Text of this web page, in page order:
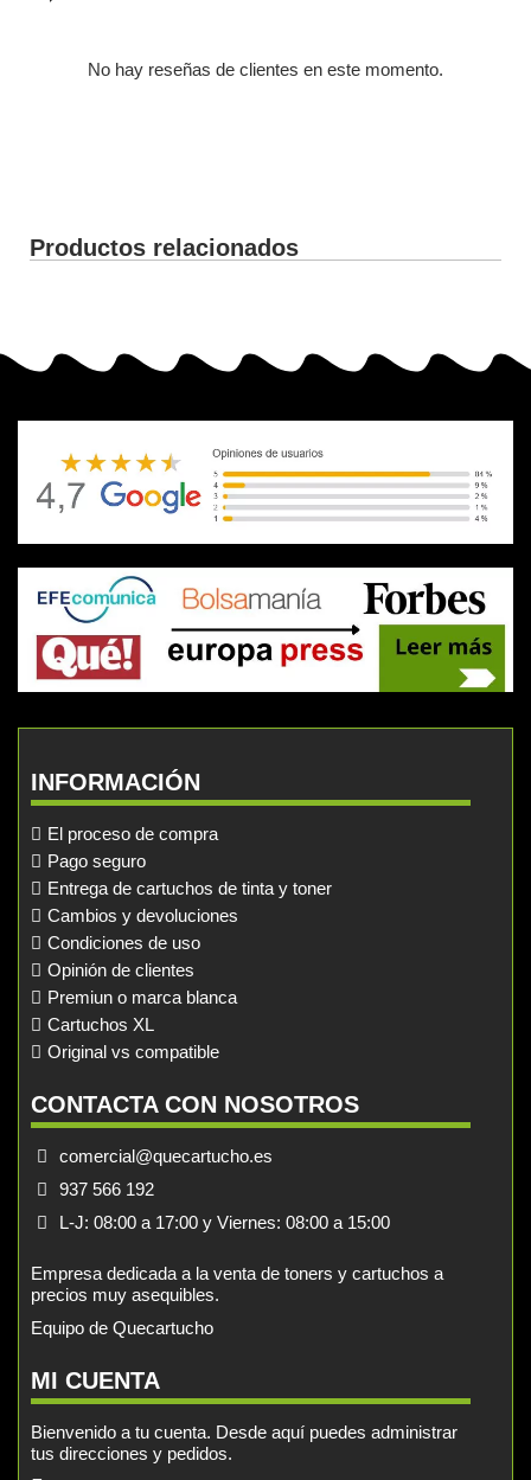
No hay reseñas de clientes en este momento.
Productos relacionados
INFORMACIÓN
El proceso de compra
Pago seguro
Entrega de cartuchos de tinta y toner
Cambios y devoluciones
Condiciones de uso
Opinión de clientes
Premiun o marca blanca
Cartuchos XL
Original vs compatible
CONTACTA CON NOSOTROS
comercial@quecartucho.es
937 566 192
L-J: 08:00 a 17:00 y Viernes: 08:00 a 15:00
Empresa dedicada a la venta de toners y cartuchos a
precios muy asequibles.
Equipo de Quecartucho
MI CUENTA
Bienvenido a tu cuenta. Desde aquí puedes administrar
tus direcciones y pedidos.